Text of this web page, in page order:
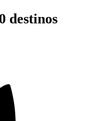
destinos